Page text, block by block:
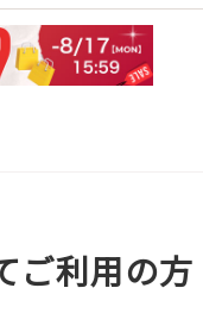
ご利用の